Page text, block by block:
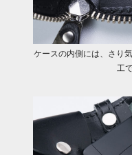
ケースの内側には、さり
工